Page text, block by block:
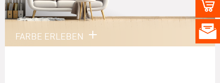
FARBE ERLEBEN